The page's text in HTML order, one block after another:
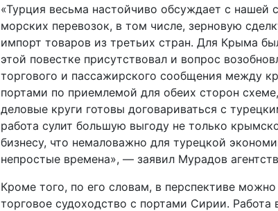
«Турция весьма настойчиво обсуждает с нашей
морских перевозок, в том числе, зерновую
импорт товаров из третьих стран. Для Крыма
этой повестке присутствовал и вопрос
торгового и пассажирского сообщения между
портами по приемлемой для обеих сторон
деловые круги готовы договариваться с
работа сулит большую выгоду не только
бизнесу, что немаловажно для турецкой
непростые времена», — заявил Мурадов
Кроме того, по его словам, в перспективе можно
торговое судоходство с портами Сирии. Работа